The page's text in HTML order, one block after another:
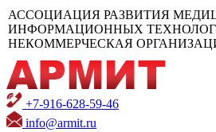
АССОЦИАЦИЯ РАЗВИТИЯ
ИНФОРМАЦИОННЫХ
НЕКОММЕРЧЕСКАЯ
+7-916-628-59-46
info@armit.ru